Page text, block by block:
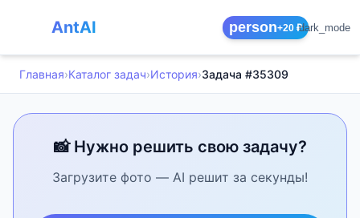
AntAI person+20 ₽dark_mode
Главная›Каталог задач›История›Задача #35309
📸 Нужно решить свою задачу?
Загрузите фото — AI решит за секунды!